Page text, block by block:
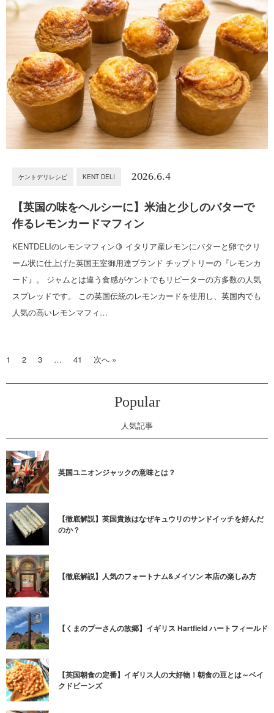
ケントデリレシピ KENT DELI 2026.6.4
【英国の味をヘルシーに】米油と少しのバターで
作るレモンカードマフィン
KENTDELIのレモンマフィン🍋 イタリア産レモンにバターと卵でクリ
ーム状に仕上げた英国王室御用達ブランド チップトリーの『レモンカ
ード』。 ジャムとは違う食感がケントでもリピーターの方多数の人気
スプレッドです。 この英国伝統のレモンカードを使用し、英国内でも
人気の高いレモンマフィ…
1 2 3 … 41 次へ »
Popular
人気記事
英国ユニオンジャックの意味とは？
【徹底解説】英国貴族はなぜキュウリのサンドイッチを好んだ
のか？
【徹底解説】人気のフォートナム&メイソン 本店の楽しみ方
【くまのプーさんの故郷】イギリス Hartfield ハートフィールド
【英国朝食の定番】イギリス人の大好物！朝食の豆とは～ベイ
クドビーンズ